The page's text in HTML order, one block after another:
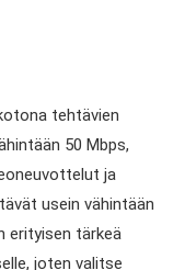
tehtävien
50 Mbps,
ja
usein vähintään
erityisen tärkeä
joten valitse